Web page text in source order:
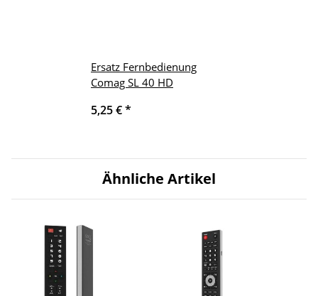
Ersatz Fernbedienung
Comag SL 40 HD
5,25 €*
Ähnliche Artikel